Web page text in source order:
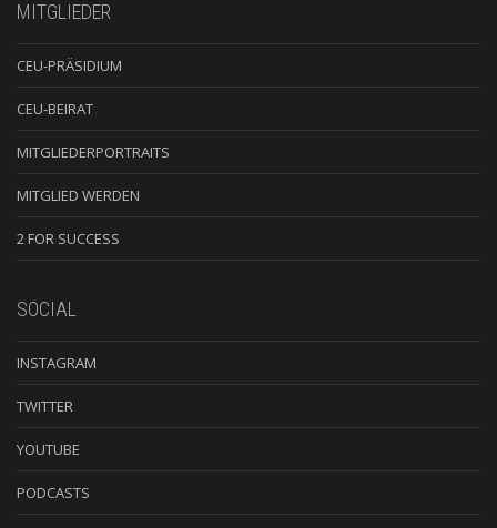
MITGLIEDER
CEU-PRÄSIDIUM
CEU-BEIRAT
MITGLIEDERPORTRAITS
MITGLIED WERDEN
2 FOR SUCCESS
SOCIAL
INSTAGRAM
TWITTER
YOUTUBE
PODCASTS